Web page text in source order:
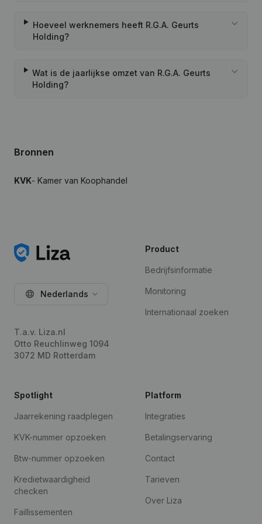
Hoeveel werknemers heeft R.G.A. Geurts
Holding?
Wat is de jaarlijkse omzet van R.G.A. Geurts
Holding?
Bronnen
KVK- Kamer van Koophandel
Nederlands
T.a.v. Liza.nl
Otto Reuchlinweg 1094
3072 MD Rotterdam
Product
Bedrijfsinformatie
Monitoring
Internationaal zoeken
Spotlight
Jaarrekening raadplegen
KVK-nummer opzoeken
Btw-nummer opzoeken
Kredietwaardigheid
checken
Faillissementen
Platform
Integraties
Betalingservaring
Contact
Tarieven
Over Liza